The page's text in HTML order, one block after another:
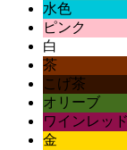
水色
ピンク
白
茶
こげ茶
オリーブ
ワインレッド
金